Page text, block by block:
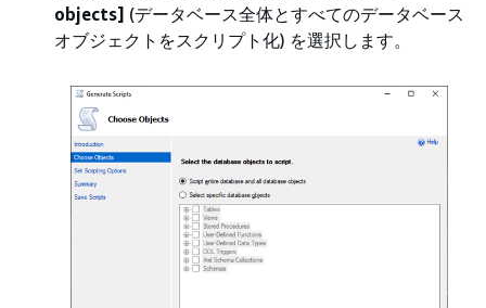
objects] (データベース全体とすべてのデータベース
オブジェクトをスクリプト化) を選択します。